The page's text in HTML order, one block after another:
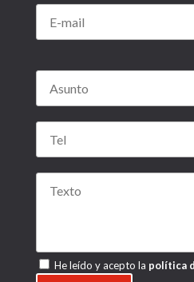
He leído y acepto la política